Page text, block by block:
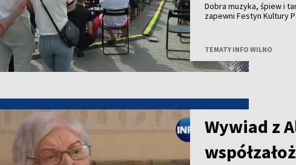
Dobra muzyka, śpiew i
zapewni Festyn Kultury
TEMATY INFO WILNO
Wywiad z